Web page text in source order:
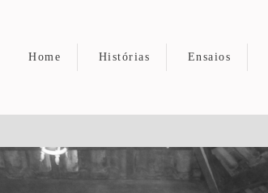
Home Histórias Ensaios